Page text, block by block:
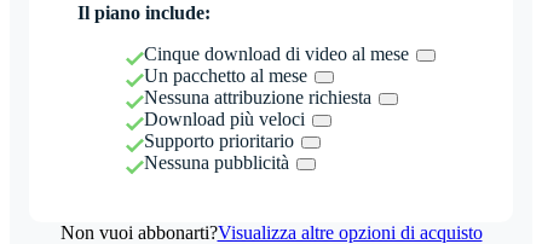
Il piano include:
Cinque download di video al mese
Un pacchetto al mese
Nessuna attribuzione richiesta
Download più veloci
Supporto prioritario
Nessuna pubblicità
Non vuoi abbonarti?Visualizza altre opzioni di acquisto